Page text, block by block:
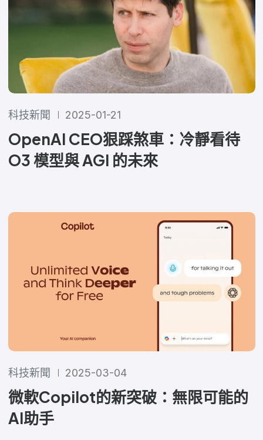
科技新聞 2025-01-21
OpenAI CEO狠踩煞車：冷靜看待
O3 模型與 AGI 的未來
科技新聞 2025-03-04
微軟Copilot的新突破：無限可能的
AI助手